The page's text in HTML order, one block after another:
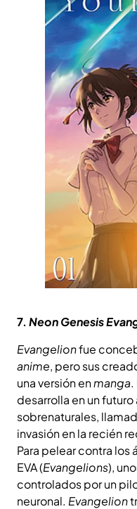
7. Neon Genesis
Evangelionfue
anime, pero sus
una versión enmanga.
desarrolla en un
sobrenaturales,
invasión en la recién
Para pelear contra los
EVA (Evangelions),
controlados por un
neuronal. Evangelion